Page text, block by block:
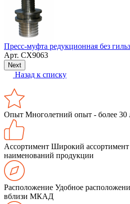
Пресс-муфта редукционная без
Арт. СХ9063
Next
Назад к списку
Опыт Многолетний опыт - более 30
Ассортимент Широкий ассортимент
наименований продукции
Расположение Удобное
вблизи МКАД